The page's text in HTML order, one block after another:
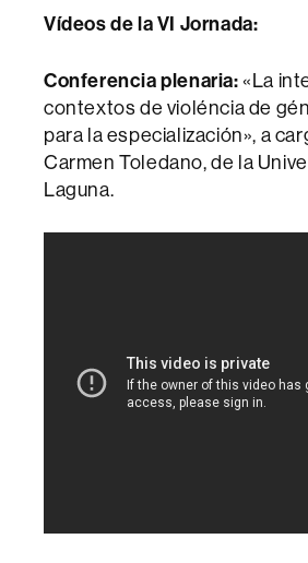
Vídeos de la VI Jornada:
Conferencia plenaria:«La
contextos de violéncia de
para la especialización», a
Carmen Toledano, de la
Laguna.